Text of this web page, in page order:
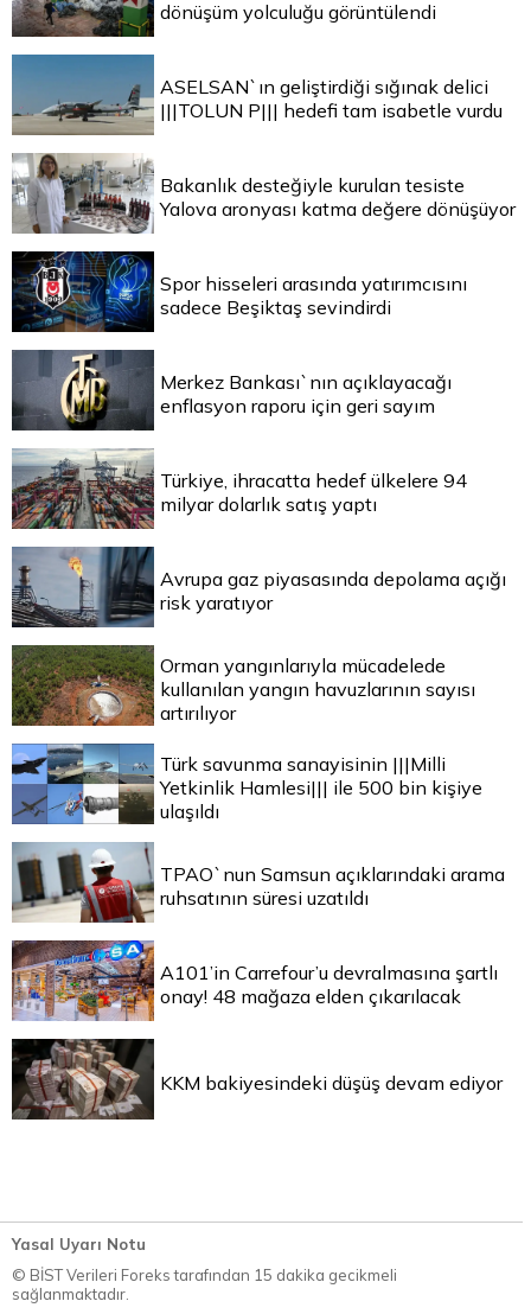
dönüşüm yolculuğu görüntülendi
ASELSAN`ın geliştirdiği sığınak delici
|||TOLUN P||| hedefi tam isabetle vurdu
Bakanlık desteğiyle kurulan tesiste
Yalova aronyası katma değere dönüşüyor
Spor hisseleri arasında yatırımcısını
sadece Beşiktaş sevindirdi
Merkez Bankası`nın açıklayacağı
enflasyon raporu için geri sayım
Türkiye, ihracatta hedef ülkelere 94
milyar dolarlık satış yaptı
Avrupa gaz piyasasında depolama açığı
risk yaratıyor
Orman yangınlarıyla mücadelede
kullanılan yangın havuzlarının sayısı
artırılıyor
Türk savunma sanayisinin |||Milli
Yetkinlik Hamlesi||| ile 500 bin kişiye
ulaşıldı
TPAO`nun Samsun açıklarındaki arama
ruhsatının süresi uzatıldı
A101’in Carrefour’u devralmasına şartlı
onay! 48 mağaza elden çıkarılacak
KKM bakiyesindeki düşüş devam ediyor
Yasal Uyarı Notu
© BİST Verileri Foreks tarafından 15 dakika gecikmeli
sağlanmaktadır.